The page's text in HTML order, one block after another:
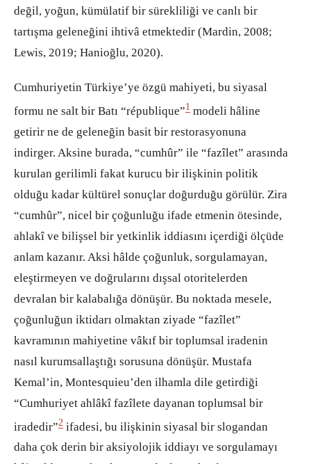
değil, yoğun, kümülatif bir sürekliliği ve canlı bir
tartışma geleneğini ihtivâ etmektedir (Mardin, 2008;
Lewis, 2019; Hanioğlu, 2020).
Cumhuriyetin Türkiye’ye özgü mahiyeti, bu siyasal
formu ne salt bir Batı “république”1 modeli hâline
getirir ne de geleneğin basit bir restorasyonuna
indirger. Aksine burada, “cumhûr” ile “fazîlet” arasında
kurulan gerilimli fakat kurucu bir ilişkinin politik
olduğu kadar kültürel sonuçlar doğurduğu görülür. Zira
“cumhûr”, nicel bir çoğunluğu ifade etmenin ötesinde,
ahlakî ve bilişsel bir yetkinlik iddiasını içerdiği ölçüde
anlam kazanır. Aksi hâlde çoğunluk, sorgulamayan,
eleştirmeyen ve doğrularını dışsal otoritelerden
devralan bir kalabalığa dönüşür. Bu noktada mesele,
çoğunluğun iktidarı olmaktan ziyade “fazîlet”
kavramının mahiyetine vâkıf bir toplumsal iradenin
nasıl kurumsallaştığı sorusuna dönüşür. Mustafa
Kemal’in, Montesquieu’den ilhamla dile getirdiği
“Cumhuriyet ahlâkî fazîlete dayanan toplumsal bir
iradedir”2 ifadesi, bu ilişkinin siyasal bir slogandan
daha çok derin bir aksiyolojik iddiayı ve sorgulamayı